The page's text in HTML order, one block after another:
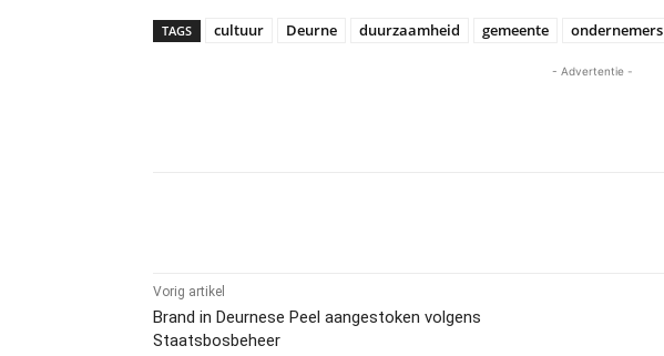
TAGS cultuur Deurne duurzaamheid gemeente ondernemers
- Advertentie -
Vorig artikel
Brand in Deurnese Peel aangestoken volgens
Staatsbosbeheer